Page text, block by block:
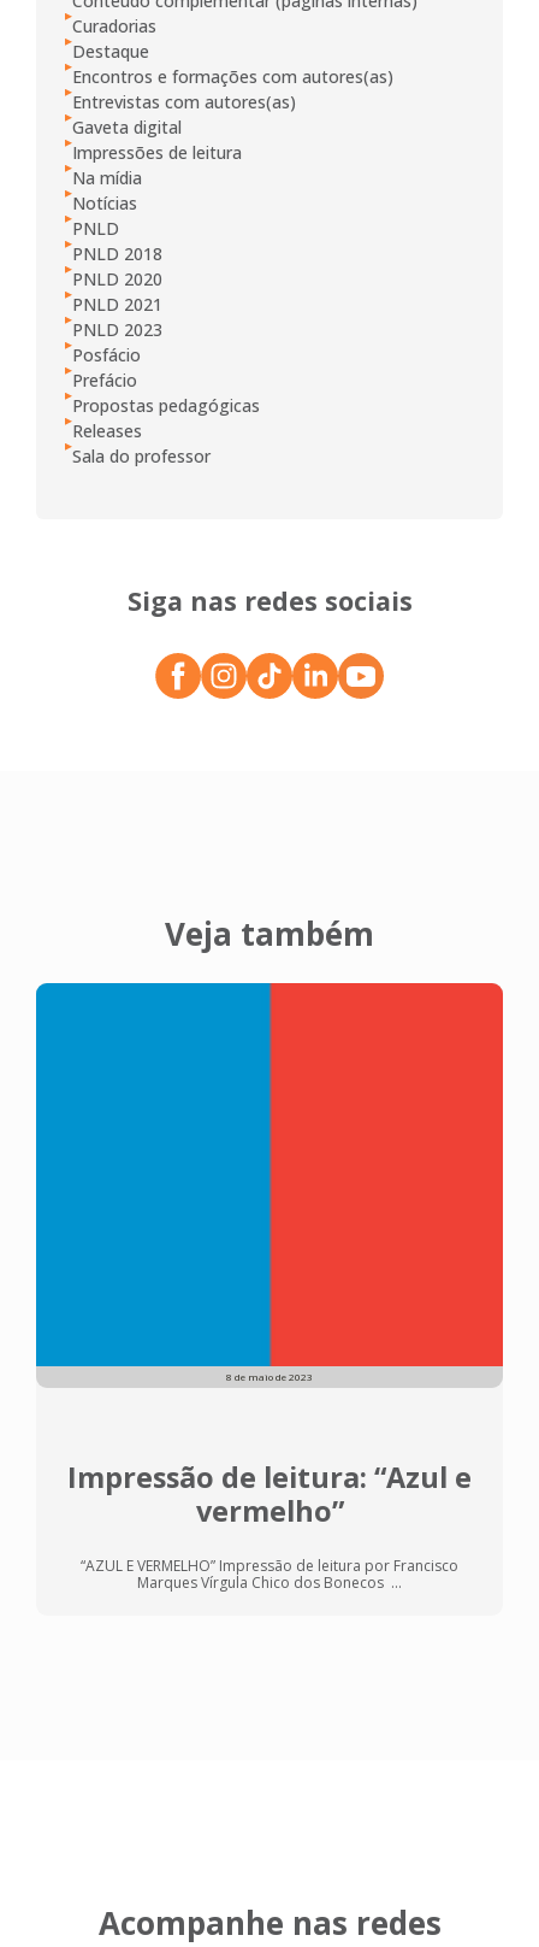
Curadorias
Destaque
Encontros e formações com autores(as)
Entrevistas com autores(as)
Gaveta digital
Impressões de leitura
Na mídia
Notícias
PNLD
PNLD 2018
PNLD 2020
PNLD 2021
PNLD 2023
Posfácio
Prefácio
Propostas pedagógicas
Releases
Sala do professor
Siga nas redes sociais
Veja também
8 de maio de 2023
Impressão de leitura: “Azul e
vermelho”
“AZUL E VERMELHO” Impressão de leitura por Francisco
Marques Vírgula Chico dos Bonecos ...
Acompanhe nas redes